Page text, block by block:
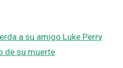
a su amigo Luke Perry
de su muerte